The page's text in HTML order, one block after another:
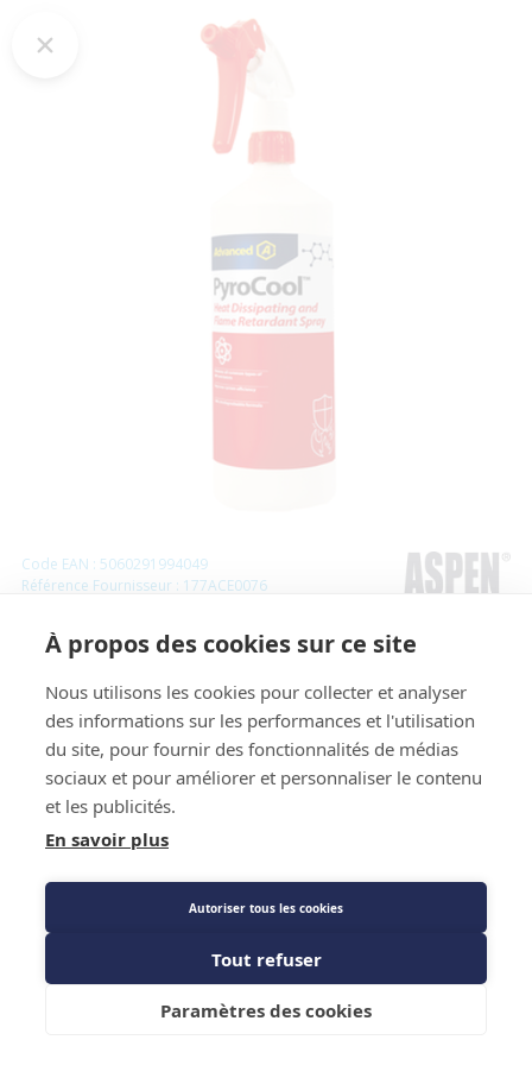
Code EAN : 5060291994049
Référence Fournisseur : 177ACE0076
Nettoyant gel pyrocool retardeur de
flamme avant soudure spray 500ml
- Aspen Pumps - Réf 177ACE0076
Prix public
42,08 €TTC
Ajouter au panier
À propos des cookies sur ce site
Nous utilisons les cookies pour collecter et analyser
des informations sur les performances et l'utilisation
du site, pour fournir des fonctionnalités de médias
sociaux et pour améliorer et personnaliser le contenu
et les publicités.
En savoir plus
Autoriser tous les cookies
Tout refuser
Paramètres des cookies